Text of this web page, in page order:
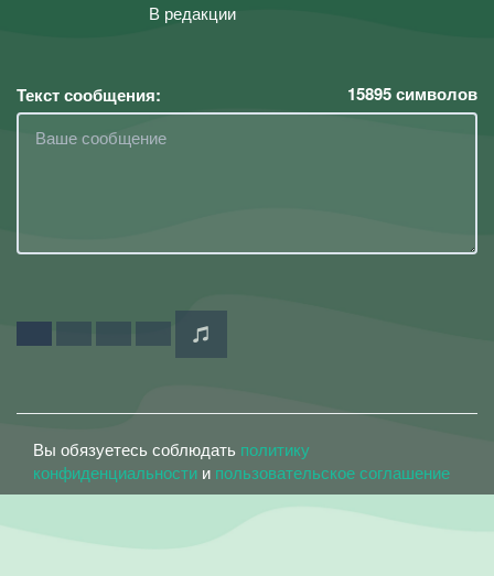
В редакции
Текст сообщения: 15895символов
Вы обязуетесь соблюдать политику
конфиденциальности и пользовательское соглашение